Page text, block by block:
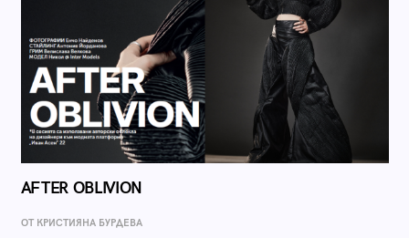
AFTER OBLIVION
ОТ КРИСТИЯНА БУРДЕВА